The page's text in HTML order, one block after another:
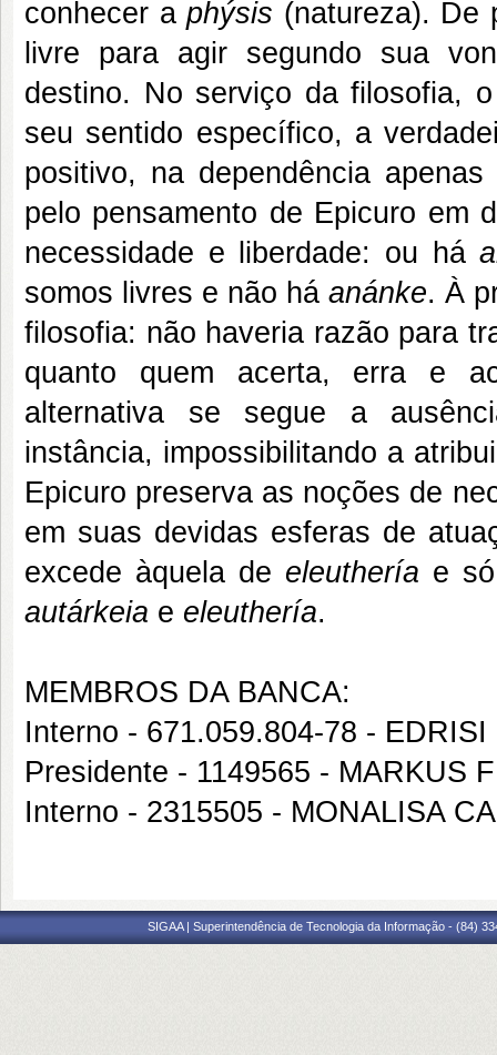
conhecer aphýsis (natureza). De
livre para agir segundo sua
destino. No serviço da filosofia,
seu sentido específico, a
positivo, na dependência
pelo pensamento de Epicuro em
necessidade e liberdade: ou há
somos livres e não há anánke. À
filosofia: não haveria razão para
quanto quem acerta, erra e
alternativa se segue a
instância, impossibilitando a
Epicuro preserva as noções de
em suas devidas esferas de
excede àquela de eleuthería e
autárkeia e eleuthería.
MEMBROS DA BANCA:
Interno - 671.059.804-78 -
Presidente - 1149565 - MARKUS
Interno - 2315505 - MONALISA
SIGAA | Superintendência de Tecnologia da Informação - (84)